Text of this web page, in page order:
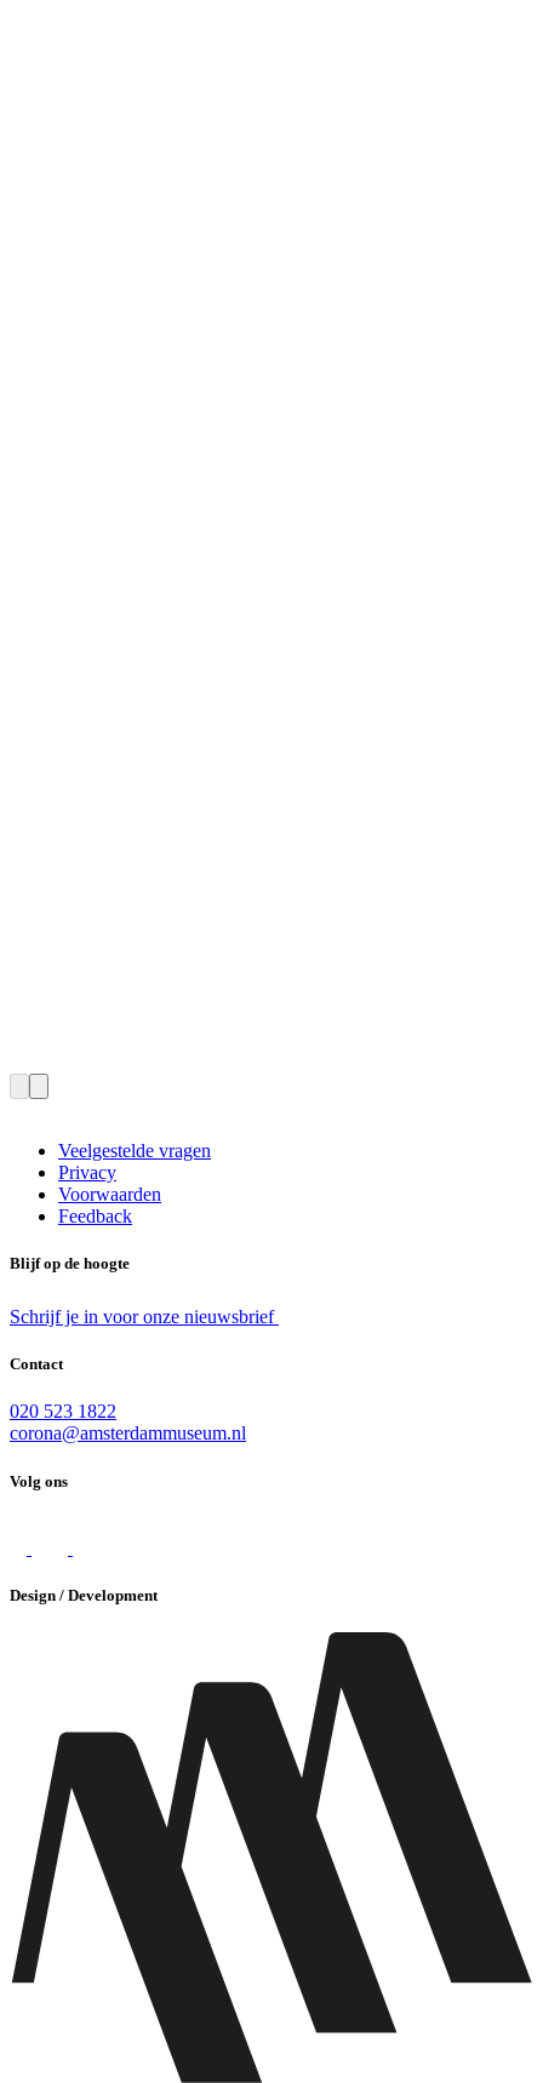
Veelgestelde vragen
Privacy
Voorwaarden
Feedback
Blijf op de hoogte
Schrijf je in voor onze nieuwsbrief
Contact
020 523 1822
corona@amsterdammuseum.nl
Volg ons
Design / Development